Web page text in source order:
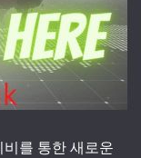
를 통한 새로운